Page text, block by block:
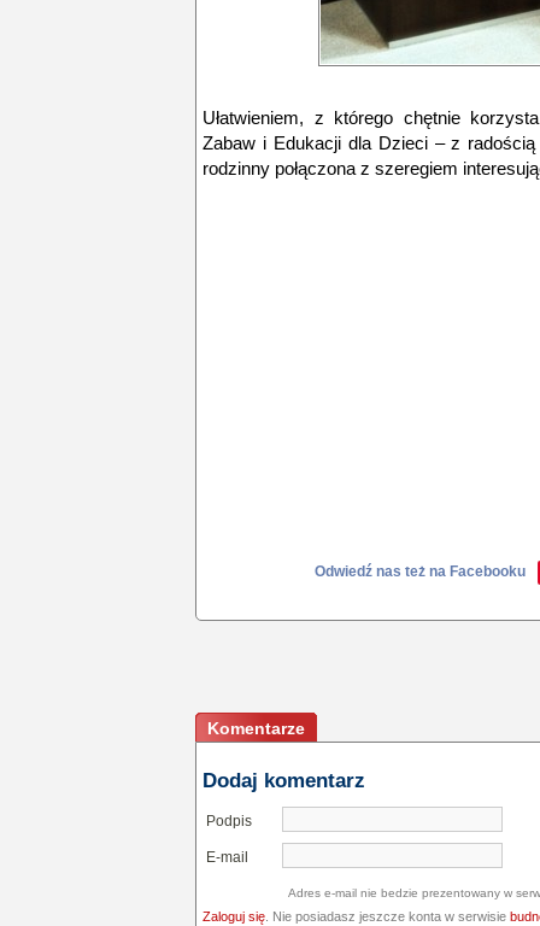
Ułatwieniem, z którego chętnie
Zabaw i Edukacji dla Dzieci – z
rodzinny połączona z szeregiem
Odwiedź nas też na Facebooku
Komentarze
Dodaj komentarz
Podpis
E-mail
Adres e-mail nie bedzie prezentowany w
Zaloguj się . Nie posiadasz jeszcze konta w serwisie